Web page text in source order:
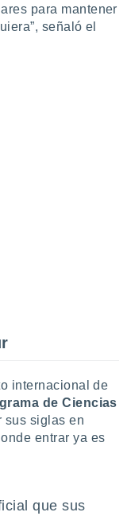
para mantener
señaló el
internacional de
de Ciencias
sus siglas en
entrar ya es
que sus